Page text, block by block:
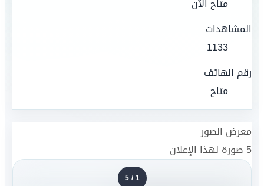
متاح الآن
المشاهدات
1133
رقم الهاتف
متاح
معرض الصور
5 صورة لهذا الإعلان
1
/
5